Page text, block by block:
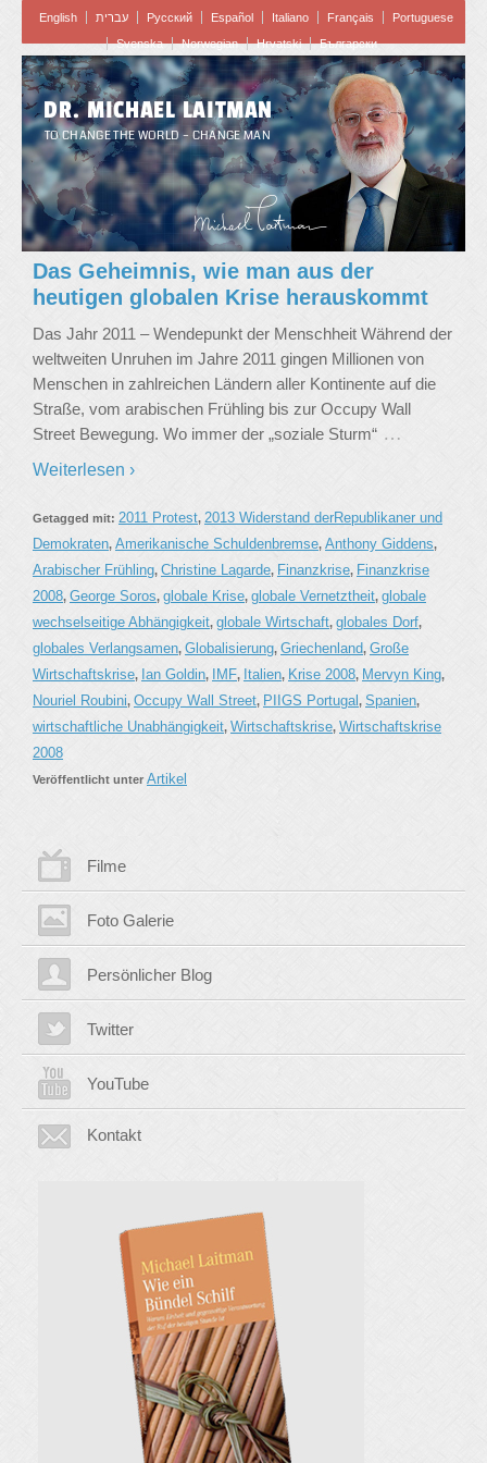
English עברית Pусский Español Italiano Français
Portuguese
Svenska
Norwegian Hrvatski Български
DR. MICHAEL LAITMAN
TO CHANGE THE WORLD – CHANGE MAN
Das Geheimnis, wie man aus der
heutigen globalen Krise herauskommt
Das Jahr 2011 – Wendepunkt der Menschheit Während der
weltweiten Unruhen im Jahre 2011 gingen Millionen von
Menschen in zahlreichen Ländern aller Kontinente auf die
Straße, vom arabischen Frühling bis zur Occupy Wall
Street Bewegung. Wo immer der „soziale Sturm“ …
Weiterlesen ›
Getagged mit: 2011 Protest, 2013 Widerstand derRepublikaner und
Demokraten, Amerikanische Schuldenbremse, Anthony Giddens,
Arabischer Frühling, Christine Lagarde, Finanzkrise, Finanzkrise
2008, George Soros, globale Krise, globale Vernetztheit, globale
wechselseitige Abhängigkeit, globale Wirtschaft, globales Dorf,
globales Verlangsamen, Globalisierung, Griechenland, Große
Wirtschaftskrise, Ian Goldin, IMF, Italien, Krise 2008, Mervyn King,
Nouriel Roubini, Occupy Wall Street, PIIGS Portugal, Spanien,
wirtschaftliche Unabhängigkeit, Wirtschaftskrise, Wirtschaftskrise
2008
Veröffentlicht unter Artikel
Filme
Foto Galerie
Persönlicher Blog
Twitter
YouTube
Kontakt